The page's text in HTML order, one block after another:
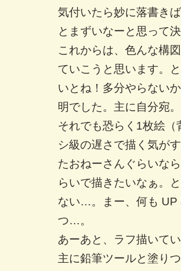
気付いたら妙に落書き
とまずいなーと思って
これからは、色んな構
ていこうと思います。
いとね！多分やらない
明でした。主に自分宛。
それでも恐らく1枚絵
シ級の遅さで描く気が
たおねーさんぐらいな
らいで描きたいなぁ。
ない…。まー、何も UP
つ…。
あーあと、ラフ描いて
主に鉛筆ツールと塗り